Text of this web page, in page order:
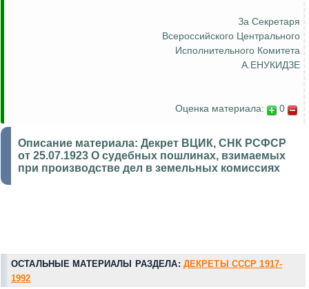
За Секретаря
Всероссийского Центрального
Исполнительного Комитета
А.ЕНУКИДЗЕ
Оценка материала: 0
Описание материала: Декрет ВЦИК, СНК РСФСР
от 25.07.1923 О судебных пошлинах, взимаемых
при производстве дел в земельных комиссиях
ОСТАЛЬНЫЕ МАТЕРИАЛЫ РАЗДЕЛА: ДЕКРЕТЫ СССР 1917-
1992